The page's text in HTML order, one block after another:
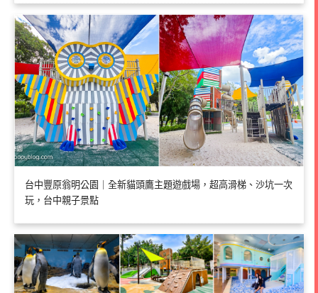
台中豐原翁明公園｜全新貓頭鷹主題遊戲場，超高滑梯、沙坑一次
玩，台中親子景點